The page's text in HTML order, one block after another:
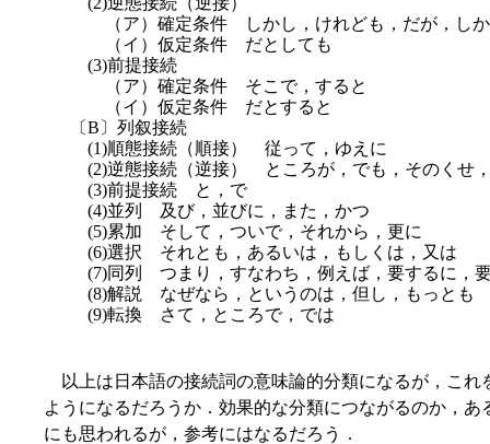
（ア）確定条件 しかし，けれども，だが，しか
（イ）仮定条件 だとしても
(3)前提接続
（ア）確定条件 そこで，すると
（イ）仮定条件 だとすると
〔B〕列叙接続
(1)順態接続（順接） 従って，ゆえに
(2)逆態接続（逆接） ところが，でも，そのくせ
(3)前提接続 と，で
(4)並列 及び，並びに，また，かつ
(5)累加 そして，ついで，それから，更に
(6)選択 それとも，あるいは，もしくは，又は
(7)同列 つまり，すなわち，例えば，要するに，
(8)解説 なぜなら，というのは，但し，もっとも
(9)転換 さて，ところで，では
以上は日本語の接続詞の意味論的分類になるが，これ
ようになるだろうか．効果的な分類につながるのか，
にも思われるが，参考にはなるだろう．